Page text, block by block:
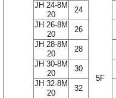
5F
JH 24-8M
20
24
JH 26-8M
20
26
JH 28-8M
20
28
JH 30-8M
20
30
JH 32-8M
20
32